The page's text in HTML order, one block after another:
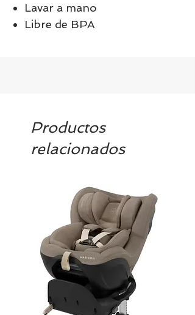
Lavar a mano
Libre de BPA
Productos
relacionados